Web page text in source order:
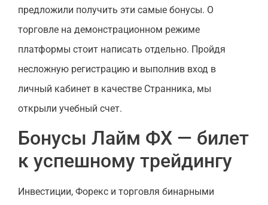
предложили получить эти самые бонусы. О
торговле на демонстрационном режиме
платформы стоит написать отдельно. Пройдя
несложную регистрацию и выполнив вход в
личный кабинет в качестве Странника, мы
открыли учебный счет.
Бонусы Лайм ФХ — билет
к успешному трейдингу
Инвестиции, Форекс и торговля бинарными